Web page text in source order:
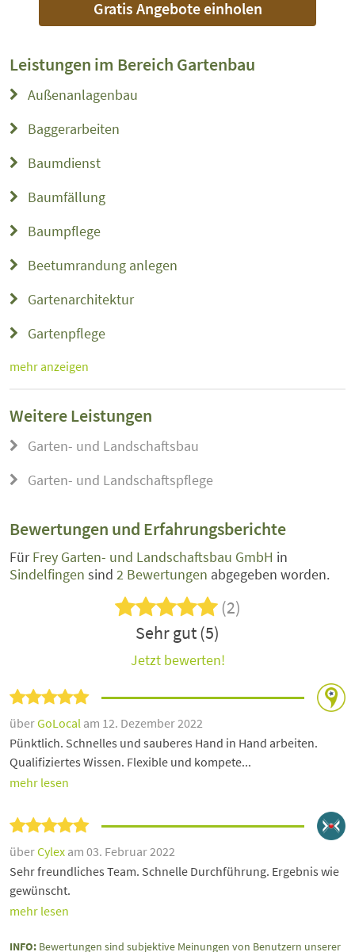
Gratis Angebote einholen
Leistungen im Bereich Gartenbau
Außenanlagenbau
Baggerarbeiten
Baumdienst
Baumfällung
Baumpflege
Beetumrandung anlegen
Gartenarchitektur
Gartenpflege
mehr anzeigen
Weitere Leistungen
Garten- und Landschaftsbau
Garten- und Landschaftspflege
Bewertungen und Erfahrungsberichte
FürFrey Garten- und Landschaftsbau GmbH in
Sindelfingen sind 2 Bewertungen abgegeben worden.
(2)
Sehr gut (5)
Jetzt bewerten!
überGoLocal am 12. Dezember 2022
Pünktlich. Schnelles und sauberes Hand in Hand arbeiten.
Qualifiziertes Wissen. Flexible und kompete...
mehr lesen
überCylex am 03. Februar 2022
Sehr freundliches Team. Schnelle Durchführung. Ergebnis wie
gewünscht.
mehr lesen
INFO: Bewertungen sind subjektive Meinungen von Benutzern unserer